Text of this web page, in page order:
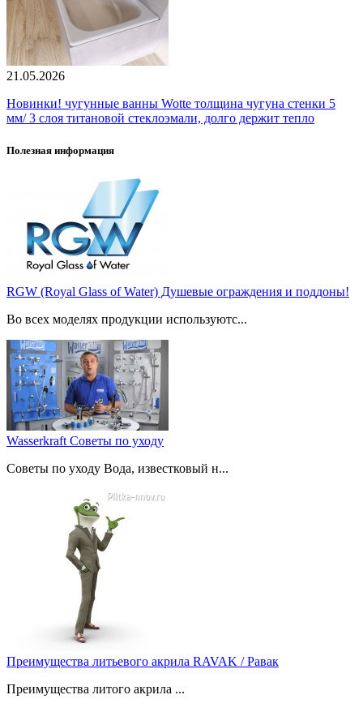
21.05.2026
Новинки! чугунные ванны Wotte толщина чугуна стенки 5
мм/ 3 слоя титановой стеклоэмали, долго держит тепло
Полезная информация
RGW (Royal Glass of Water) Душевые ограждения и поддоны!
Во всех моделях продукции используютс...
Wasserkraft Советы по уходу
Советы по уходу Вода, известковый н...
Преимущества литьевого акрила RAVAK / Равак
Преимущества литого акрила ...